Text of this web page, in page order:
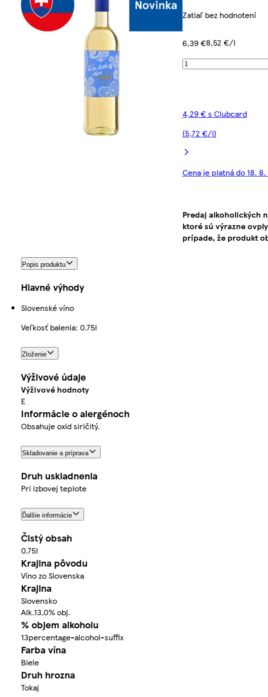
Zatiaľ bez hodnotení
6,39 €8,52 €/l
4,29 € s Clubcard
(5,72 €/l)
Cena je platná do 18.
Predaj alkoholických
ktoré sú výrazne
prípade, že produkt
Popis produktu
Hlavné výhody
Slovenské víno
Veľkosť balenia: 0.75l
Zloženie
Výživové údaje
Výživové hodnoty
E
Informácie o alergénoch
Obsahuje oxid siričitý.
Skladovanie a príprava
Druh uskladnenia
Pri izbovej teplote
Ďalšie informácie
Čistý obsah
0.75l
Krajina pôvodu
Víno zo Slovenska
Krajina
Slovensko
Alk.13,0% obj.
% objem alkoholu
13percentage-alcohol-suffix
Farba vína
Biele
Druh hrozna
Tokaj